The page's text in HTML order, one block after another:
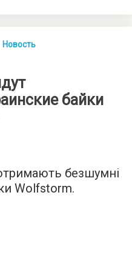
Новость
байки
безшумні
Wolfstorm.